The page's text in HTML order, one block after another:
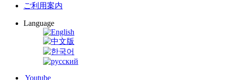
ご利用案内
Language
Youtube